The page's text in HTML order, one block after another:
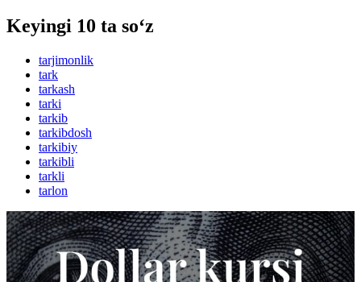
Keyingi 10 ta so‘z
tarjimonlik
tark
tarkash
tarki
tarkib
tarkibdosh
tarkibiy
tarkibli
tarkli
tarlon